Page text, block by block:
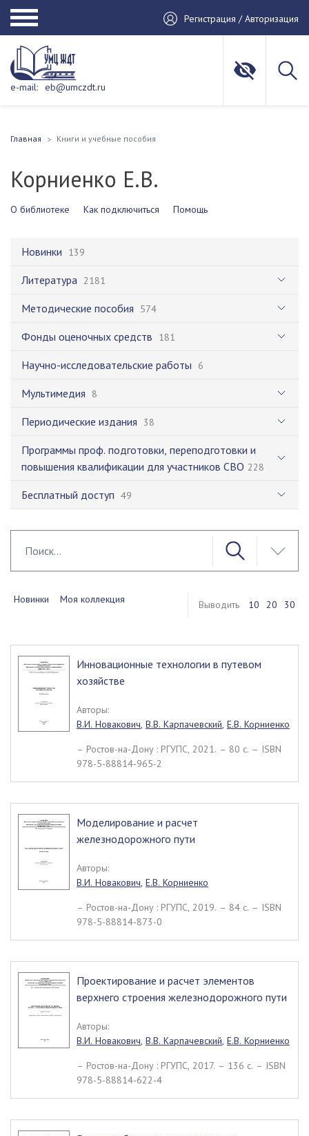
Регистрация / Авторизация
e-mail: eb@umczdt.ru
Главная Книги и учебные пособия
Корниенко Е.В.
О библиотеке Как подключиться Помощь
Новинки 139
Литература 2181
Методические пособия 574
Фонды оценочных средств 181
Научно-исследовательские работы 6
Мультимедия 8
Периодические издания 38
Программы проф. подготовки, переподготовки и
повышения квалификации для участников СВО 228
Бесплатный доступ 49
Новинки Моя коллекция Выводить 10 20 30
Инновационные технологии в путевом
хозяйстве
Авторы:
В.И. Новакович, В.В. Карпачевский, Е.В. Корниенко
– Ростов-на-Дону : РГУПС, 2021. – 80 c. – ISBN
978-5-88814-965-2
Моделирование и расчет
железнодорожного пути
Авторы:
В.И. Новакович, Е.В. Корниенко
– Ростов-на-Дону : РГУПС, 2019. – 84 c. – ISBN
978-5-88814-873-0
Проектирование и расчет элементов
верхнего строения железнодорожного пути
Авторы:
В.И. Новакович, В.В. Карпачевский, Е.В. Корниенко
– Ростов-на-Дону : РГУПС, 2017. – 136 c. – ISBN
978-5-88814-622-4